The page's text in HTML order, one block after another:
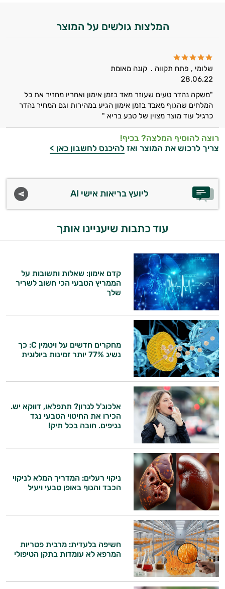
המלצות גולשים על המוצר
שלומי , פתח תקווה . קונה מאומת
28.06.22
"משקה נהדר טעים שעוזר מאד בזמן אימון ואחריו מחזיר את כל
המלחים שהגוף מאבד בזמן אימון הגיע במהירות וגם המחיר נהדר
כרגיל עוד מוצר מצוין של טבע בריא "
רוצה להוסיף המלצה? בכיף!
צריך לרכוש את המוצר ואז להיכנס לחשבון כאן >
ליועץ בריאות אישי AI
עוד כתבות שיעניינו אותך
קדם אימון: שאלות ותשובות על
הממריץ הטבעי הכי חשוב לשריר
שלך
מחקרים חדשים על ויטמין C: כך
נשיג 77% יותר זמינות ביולוגית
אלכוג'ל לגרון? תתפלאו, דווקא יש.
הכירו את החיטוי הטבעי נגד
נגיפים. חובה בכל תיק!
ניקוי רעלים: המדריך המלא לניקוי
הכבד והגוף באופן טבעי ויעיל
חשיפה בלעדית: מרבית פטריות
המרפא לא עומדות בתקן הטיפולי
היי,
אני יועץ הבריאות האישי AI של טבע בריא.